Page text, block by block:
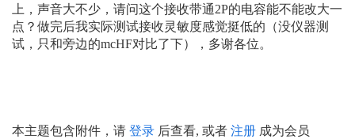
上，声音大不少，请问这个接收带通2P的电容能不能改大一
点？做完后我实际测试接收灵敏度感觉挺低的（没仪器测
试，只和旁边的mcHF对比了下），多谢各位。
本主题包含附件，请 登录 后查看, 或者 注册 成为会员